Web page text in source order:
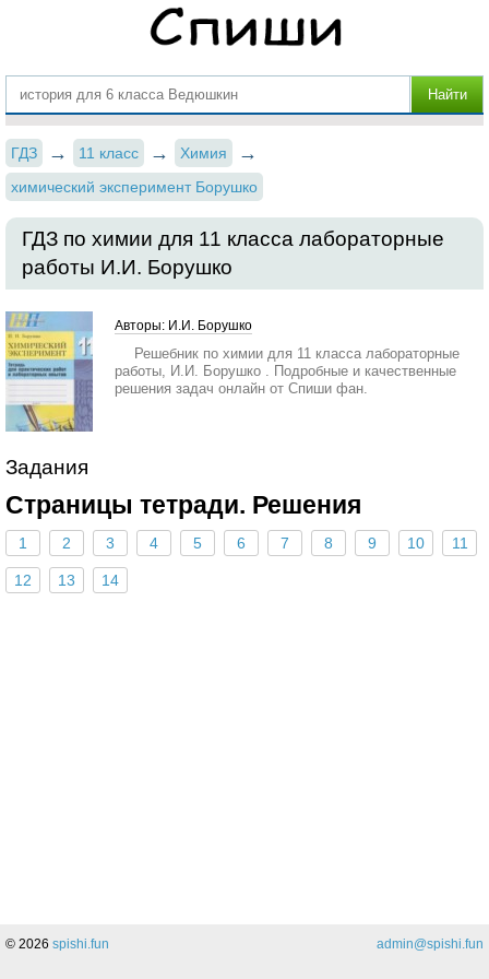
ГДЗ 11 класс
Химия
химический эксперимент Борушко
ГДЗ по химии для 11 класса лабораторные
работы И.И. Борушко
Авторы: И.И. Борушко
Решебник по химии для 11 класса лабораторные
работы, И.И. Борушко . Подробные и качественные
решения задач онлайн от Спиши фан.
Задания
Страницы тетради. Решения
1 2 3 4 5 6 7 8 9 10 11
12 13 14
© 2026 spishi.fun admin@spishi.fun